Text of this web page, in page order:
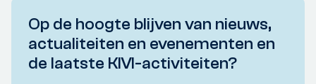
Op de hoogte blijven van nieuws,
actualiteiten en evenementen en
de laatste KIVI-activiteiten?